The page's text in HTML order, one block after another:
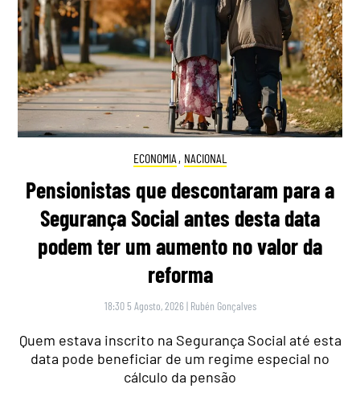
ECONOMIA , NACIONAL
Pensionistas que descontaram para a
Segurança Social antes desta data
podem ter um aumento no valor da
reforma
18:30 5 Agosto, 2026 | Rubén Gonçalves
Quem estava inscrito na Segurança Social até esta
data pode beneficiar de um regime especial no
cálculo da pensão